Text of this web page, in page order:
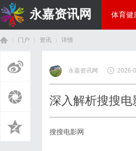
永嘉资讯网 体育健
门户 资讯
›
详情
永嘉资讯网 2026-
深入解析搜搜
搜搜电影网